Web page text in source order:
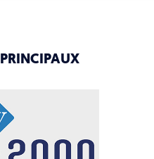
PRINCIPAUX